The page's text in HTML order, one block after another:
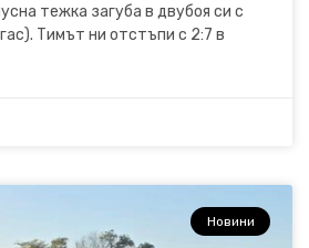
тежка загуба в двубоя си с
Тимът ни отстъпи с 2:7 в
Новини